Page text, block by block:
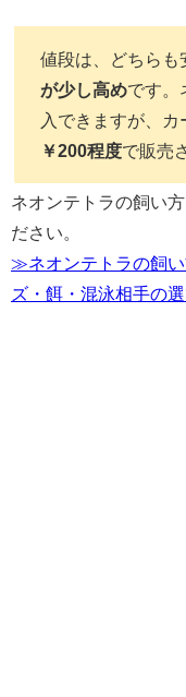
値段は、どちらも
が少し高めです。
入できますが、
￥200程度で販売
ネオンテトラの飼い
ださい。
≫ネオンテトラの飼い
ズ・餌・混泳相手の